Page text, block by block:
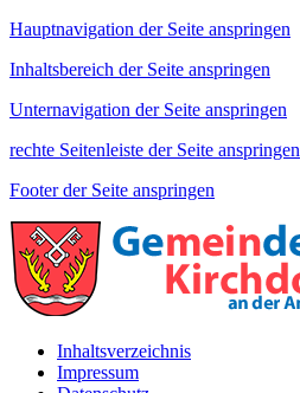
Hauptnavigation der Seite anspringen
Inhaltsbereich der Seite anspringen
Unternavigation der Seite anspringen
rechte Seitenleiste der Seite anspringen
Footer der Seite anspringen
Inhaltsverzeichnis
Impressum